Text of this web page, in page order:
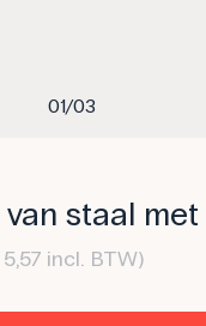
01/03
staal
5,57 incl. BTW)